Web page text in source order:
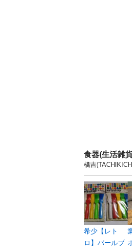
食器(生活雑
橘吉
希少【レト
ロ】パールブ